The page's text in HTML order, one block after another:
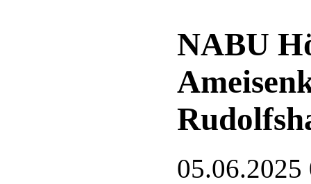
NABU
05.06.2025